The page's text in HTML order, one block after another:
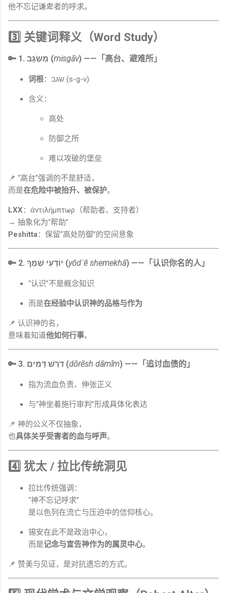
他不忘记谦卑者的呼求。
3️⃣ 关键词释义（Word Study）
🔑 1. מִשְׂגָּב (misgāv) ——「高台、避难所」
词根 ：שׂגב (s-g-v)
含义：
高处
防御之所
难以攻破的堡垒
📌 “高台”强调的不是舒适，
而是在危险中被抬升、被保护。
LXX：ἀντιλήμπτωρ（帮助者、支持者）
→ 抽象化为“帮助”
Peshitta：保留“高处防御”的空间意象
🔑 2. יוֹדְעֵי שְׁמֶךָ (yōdʿê shemekhā) ——「认识你名的人」
“认识”不是概念知识
而是在经验中认识神的品格与作为
📌 认识神的名，
意味着知道他如何行事。
🔑 3. דֹרֵשׁ דָּמִים (dōrēsh dāmîm) ——「追讨血债的」
指为流血负责、伸张正义
与“神坐着施行审判”形成具体化表达
📌 神的公义不仅抽象，
也具体关乎受害者的血与呼声。
4️⃣ 犹太 / 拉比传统洞见
拉比传统强调：
“神不忘记呼求”
是以色列在流亡与压迫中的信仰核心。
锡安在此不是政治中心，
而是记念与宣告神作为的属灵中心。
📌 赞美与见证，是对抗遗忘的方式。